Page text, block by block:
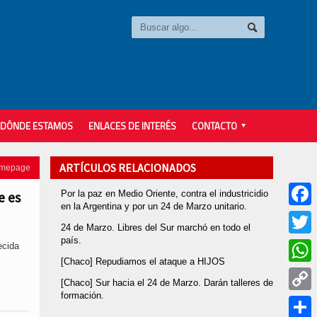
DÓNDE ESTAMOS ENLACES DE INTERÉS CONTACTO
es
ARTÍCULOS RELACIONADOS
Por la paz en Medio Oriente, contra el industricidio
en la Argentina y por un 24 de Marzo unitario.
24 de Marzo. Libres del Sur marchó en todo el
país.
[Chaco] Repudiamos el ataque a HIJOS
[Chaco] Sur hacia el 24 de Marzo. Darán talleres de
formación.
Twitter
Copy